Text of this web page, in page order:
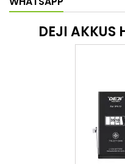
DEJI AKKUS